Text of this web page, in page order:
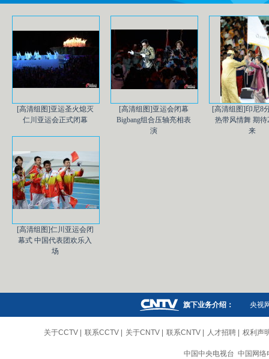
[高清组图]亚运圣火熄灭
仁川亚运会正式闭幕
[高清组图]亚运会闭幕
Bigbang组合压轴亮相表
演
[高清组图]印尼8
热带风情舞 期待
来
[高清组图]仁川亚运会闭
幕式 中国代表团欢乐入
场
旗下业务介绍： 央视
关于CCTV | 联系CCTV | 关于CNTV | 联系CNTV | 人才招聘 | 权利声
中国中央电视台 中国网